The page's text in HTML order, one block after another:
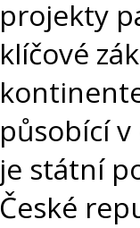
projekty
klíčové
působící
je státní
České